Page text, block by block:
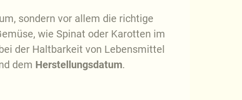
sondern vor allem die richtige
wie Spinat oder Karotten im
der Haltbarkeit von Lebensmittel
dem Herstellungsdatum.